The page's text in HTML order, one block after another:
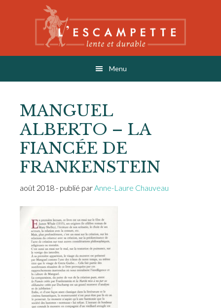
L'ESCAMPETTE
éditions lentes & durables
Menu
MANGUEL
ALBERTO – LA
FIANCÉE DE
FRANKENSTEIN
août 2018- publié parAnne-Laure Chauveau